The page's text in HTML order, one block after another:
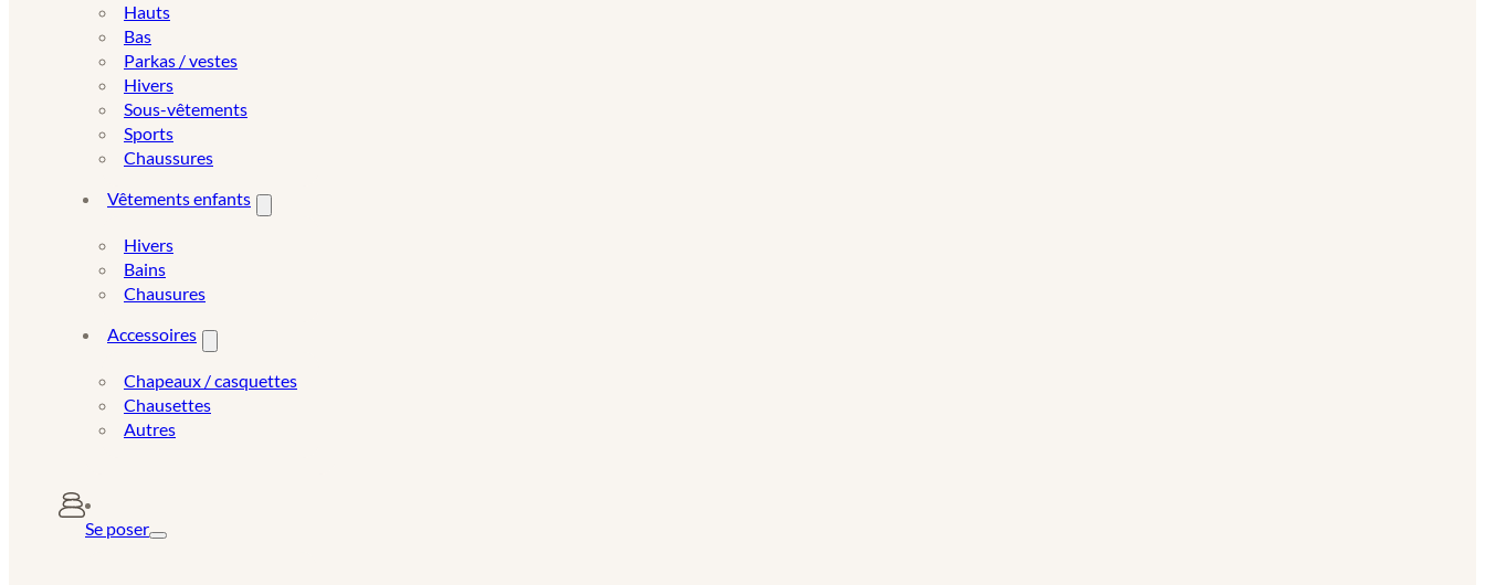
Hauts
Bas
Parkas / vestes
Hivers
Sous-vêtements
Sports
Chaussures
Vêtements enfants
Hivers
Bains
Chausures
Accessoires
Chapeaux / casquettes
Chausettes
Autres
Se poser